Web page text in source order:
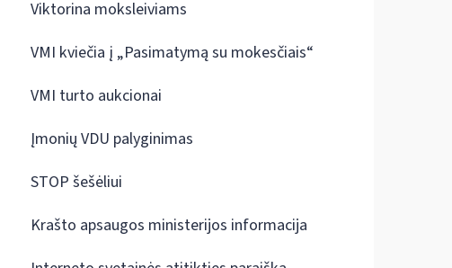
Viktorina moksleiviams
VMI kviečia į „Pasimatymą su mokesčiais“
VMI turto aukcionai
Įmonių VDU palyginimas
STOP šešėliui
Krašto apsaugos ministerijos informacija